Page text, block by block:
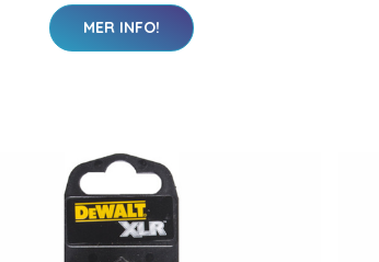
MER INFO!